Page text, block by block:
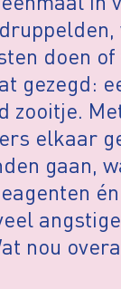
doen of
gezegd:
zooitje.
elkaar
gaan,
nou